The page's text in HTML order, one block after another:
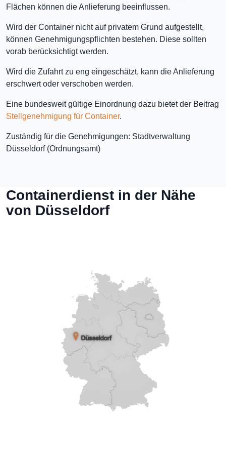
Flächen können die Anlieferung beeinflussen.
Wird der Container nicht auf privatem Grund aufgestellt,
können Genehmigungspflichten bestehen. Diese sollten
vorab berücksichtigt werden.
Wird die Zufahrt zu eng eingeschätzt, kann die Anlieferung
erschwert oder verschoben werden.
Eine bundesweit gültige Einordnung dazu bietet der Beitrag
Stellgenehmigung für Container.
Zuständig für die Genehmigungen: Stadtverwaltung
Düsseldorf (Ordnungsamt)
Containerdienst in der Nähe
von Düsseldorf